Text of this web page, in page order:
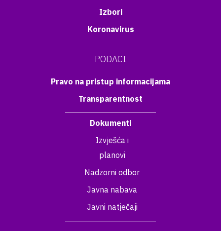
Izbori
Koronavirus
PODACI
Pravo na pristup informacijama
Transparentnost
Dokumenti
Izvješća i
planovi
Nadzorni odbor
Javna nabava
Javni natječaji